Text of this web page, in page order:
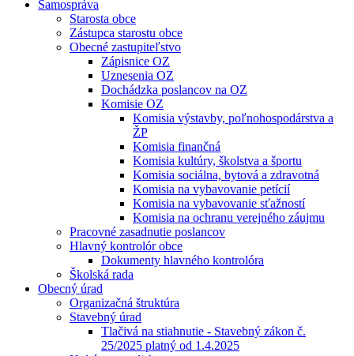
Samospráva
Starosta obce
Zástupca starostu obce
Obecné zastupiteľstvo
Zápisnice OZ
Uznesenia OZ
Dochádzka poslancov na OZ
Komisie OZ
Komisia výstavby, poľnohospodárstva a
ŽP
Komisia finančná
Komisia kultúry, školstva a športu
Komisia sociálna, bytová a zdravotná
Komisia na vybavovanie petícií
Komisia na vybavovanie sťažností
Komisia na ochranu verejného záujmu
Pracovné zasadnutie poslancov
Hlavný kontrolór obce
Dokumenty hlavného kontrolóra
Školská rada
Obecný úrad
Organizačná štruktúra
Stavebný úrad
Tlačivá na stiahnutie - Stavebný zákon č.
25/2025 platný od 1.4.2025